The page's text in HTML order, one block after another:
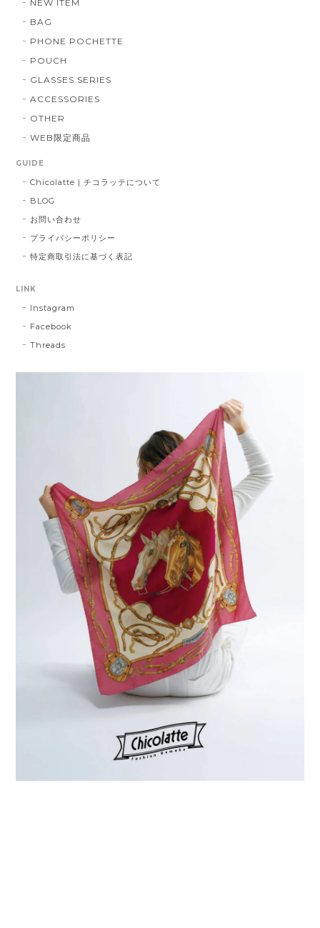
NEW ITEM
BAG
PHONE POCHETTE
POUCH
GLASSES SERIES
ACCESSORIES
OTHER
WEB限定商品
GUIDE
Chicolatte | チコラッテについて
BLOG
お問い合わせ
プライバシーポリシー
特定商取引法に基づく表記
LINK
Instagram
Facebook
Threads